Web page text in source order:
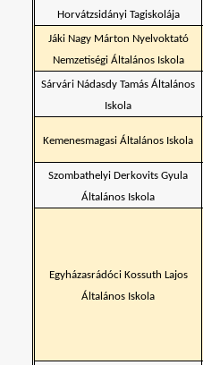
Horvátzsidányi Tagiskolája
Jáki Nagy Márton Nyelvoktató
Nemzetiségi Általános Iskola
Sárvári Nádasdy Tamás Általános
Iskola
Kemenesmagasi Általános Iskola
Szombathelyi Derkovits Gyula
Általános Iskola
Egyházasrádóci Kossuth Lajos
Általános Iskola